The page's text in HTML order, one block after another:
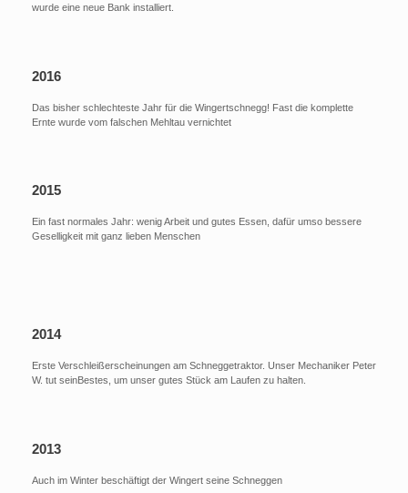
wurde eine neue Bank installiert.
2016
Das bisher schlechteste Jahr für die Wingertschnegg! Fast die komplette
Ernte wurde vom falschen Mehltau vernichtet
2015
Ein fast normales Jahr: wenig Arbeit und gutes Essen, dafür umso bessere
Geselligkeit mit ganz lieben Menschen
2014
Erste Verschleißerscheinungen am Schneggetraktor. Unser Mechaniker Peter
W. tut seinBestes, um unser gutes Stück am Laufen zu halten.
2013
Auch im Winter beschäftigt der Wingert seine Schneggen